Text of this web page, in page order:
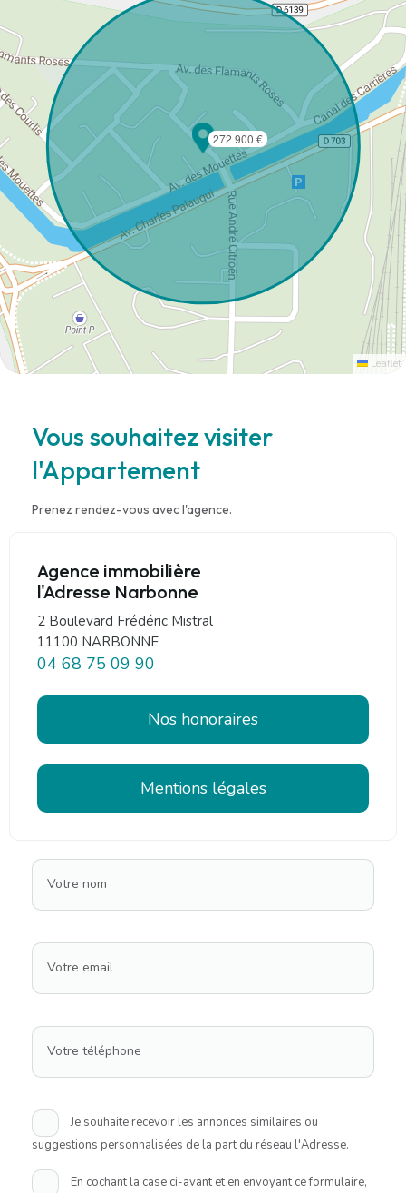
272 900 €
Leaflet
Vous souhaitez visiter
l'Appartement
Prenez rendez-vous avec l'agence.
Agence immobilière
l'Adresse Narbonne
2 Boulevard Frédéric Mistral
11100 NARBONNE
04 68 75 09 90
Nos honoraires
Mentions légales
Votre nom
Votre email
Votre téléphone
Je souhaite recevoir les annonces similaires ou
suggestions personnalisées de la part du réseau l'Adresse.
En cochant la case ci-avant et en envoyant ce formulaire,